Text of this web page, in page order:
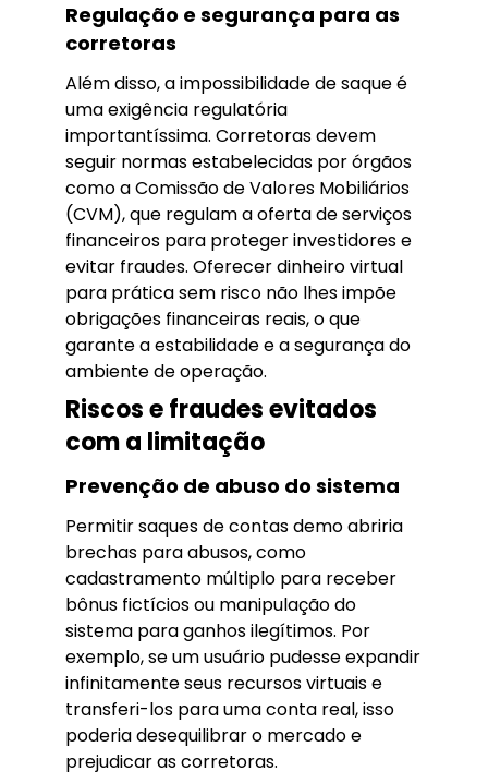
Regulação e segurança para as
corretoras
Além disso, a impossibilidade de saque é
uma exigência regulatória
importantíssima. Corretoras devem
seguir normas estabelecidas por órgãos
como a Comissão de Valores Mobiliários
(CVM), que regulam a oferta de serviços
financeiros para proteger investidores e
evitar fraudes. Oferecer dinheiro virtual
para prática sem risco não lhes impõe
obrigações financeiras reais, o que
garante a estabilidade e a segurança do
ambiente de operação.
Riscos e fraudes evitados
com a limitação
Prevenção de abuso do sistema
Permitir saques de contas demo abriria
brechas para abusos, como
cadastramento múltiplo para receber
bônus fictícios ou manipulação do
sistema para ganhos ilegítimos. Por
exemplo, se um usuário pudesse expandir
infinitamente seus recursos virtuais e
transferi-los para uma conta real, isso
poderia desequilibrar o mercado e
prejudicar as corretoras.